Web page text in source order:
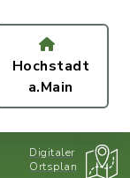
Hochstadt
a.Main
Digitaler
Ortsplan